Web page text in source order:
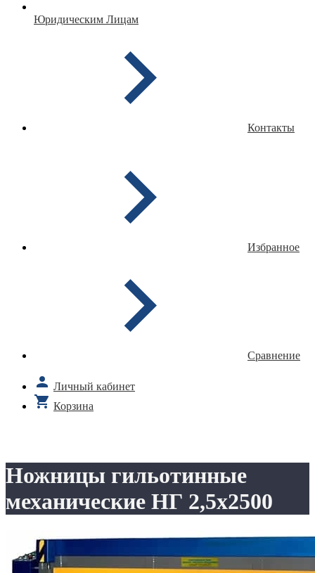
Юридическим Лицам
Контакты
Избранное
Сравнение
Личный кабинет
Корзина
Ножницы гильотинные
механические НГ 2,5х2500